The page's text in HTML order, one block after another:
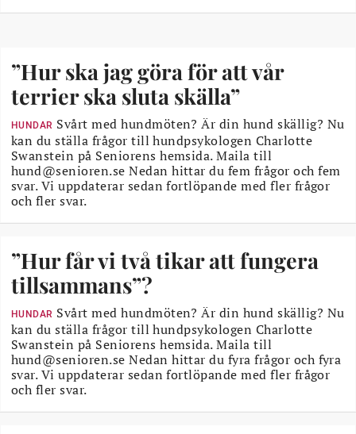
”Hur ska jag göra för att vår
terrier ska sluta skälla”
HUNDAR Svårt med hundmöten? Är din hund skällig? Nu
kan du ställa frågor till hundpsykologen Charlotte
Swanstein på Seniorens hemsida. Maila till
hund@senioren.se Nedan hittar du fem frågor och fem
svar. Vi uppdaterar sedan fortlöpande med fler frågor
och fler svar.
”Hur får vi två tikar att fungera
tillsammans”?
HUNDAR Svårt med hundmöten? Är din hund skällig? Nu
kan du ställa frågor till hundpsykologen Charlotte
Swanstein på Seniorens hemsida. Maila till
hund@senioren.se Nedan hittar du fyra frågor och fyra
svar. Vi uppdaterar sedan fortlöpande med fler frågor
och fler svar.